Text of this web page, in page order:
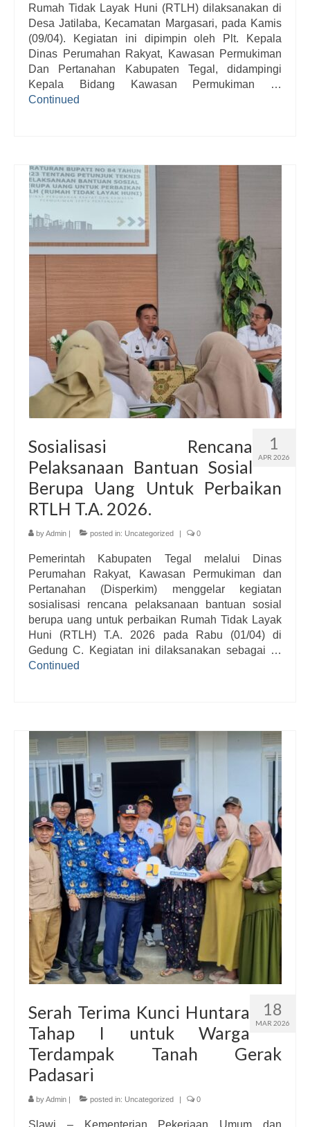
Rumah Tidak Layak Huni (RTLH) dilaksanakan di
Desa Jatilaba, Kecamatan Margasari, pada Kamis
(09/04). Kegiatan ini dipimpin oleh Plt. Kepala
Dinas Perumahan Rakyat, Kawasan Permukiman
Dan Pertanahan Kabupaten Tegal, didampingi
Kepala Bidang Kawasan Permukiman …
Continued
1
APR 2026
Sosialisasi Rencana
Pelaksanaan Bantuan Sosial
Berupa Uang Untuk Perbaikan
RTLH T.A. 2026.
byAdmin posted in: Uncategorized 0
Pemerintah Kabupaten Tegal melalui Dinas
Perumahan Rakyat, Kawasan Permukiman dan
Pertanahan (Disperkim) menggelar kegiatan
sosialisasi rencana pelaksanaan bantuan sosial
berupa uang untuk perbaikan Rumah Tidak Layak
Huni (RTLH) T.A. 2026 pada Rabu (01/04) di
Gedung C. Kegiatan ini dilaksanakan sebagai …
Continued
18
MAR 2026
Serah Terima Kunci Huntara
Tahap I untuk Warga
Terdampak Tanah Gerak
Padasari
byAdmin posted in: Uncategorized 0